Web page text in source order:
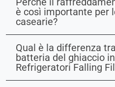
è così importante per
casearie?
Qual è la differenza
batteria del ghiaccio
Refrigeratori Falling